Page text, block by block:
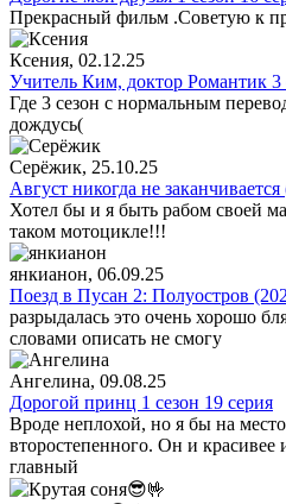
Прекрасный фильм .Советую к
Ксения, 02.12.25
Учитель Ким, доктор Романтик 3
Где 3 сезон с нормальным
дождусь(
Серёжик, 25.10.25
Август никогда не
Хотел бы и я быть рабом своей
таком мотоцикле!!!
янкианон, 06.09.25
Поезд в Пусан 2: Полуостров
разрыдалась это очень хорошо
словами описать не смогу
Ангелина, 09.08.25
Дорогой принц 1 сезон 19 серия
Вроде неплохой, но я бы на место
второстепенного. Он и красивее
главный